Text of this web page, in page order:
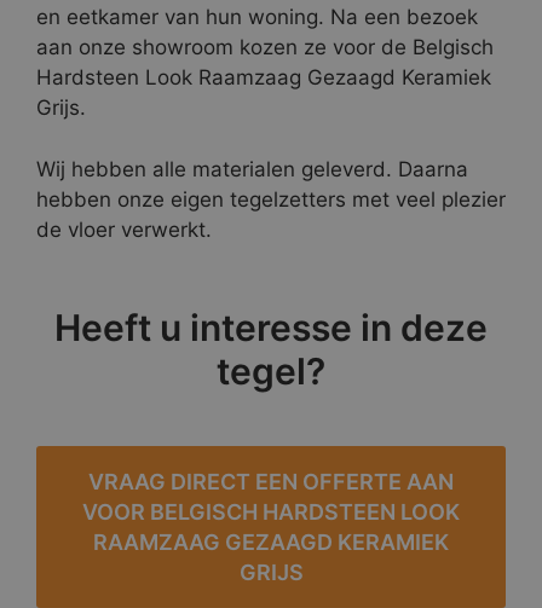
en eetkamer van hun woning. Na een bezoek
aan onze showroom kozen ze voor de Belgisch
Hardsteen Look Raamzaag Gezaagd Keramiek
Grijs.
Wij hebben alle materialen geleverd. Daarna
hebben onze eigen tegelzetters met veel plezier
de vloer verwerkt.
Heeft u interesse in deze
tegel?
VRAAG DIRECT EEN OFFERTE AAN
VOOR BELGISCH HARDSTEEN LOOK
RAAMZAAG GEZAAGD KERAMIEK
GRIJS